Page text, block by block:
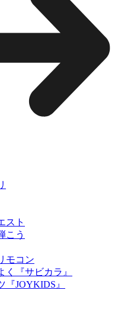
スト
こう
モコン
く『サビカラ』
JOYKIDS』